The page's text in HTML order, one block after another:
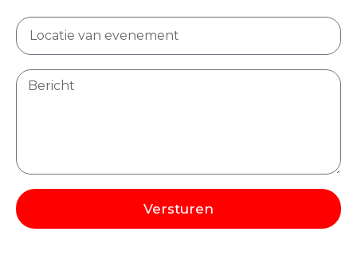
Versturen